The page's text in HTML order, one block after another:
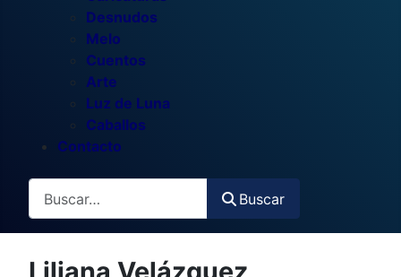
Desnudos
Melo
Cuentos
Arte
Luz de Luna
Caballos
Contacto
Buscar
Buscar